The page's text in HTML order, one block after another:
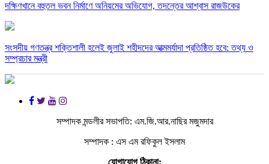
দক্ষিণখানে বহুতল ভবন নির্মাণে অনিয়মের অভিযোগ, তদন্তের আশ্বাস রাজউকের
সংসদীয় গণতন্ত্র শক্তিশালী হলেই জুলাই শহীদদের আত্মমর্যাদা প্রতিষ্ঠিত হবে: তথ্য ও
সম্প্রচার মন্ত্রী
সম্পাদক মন্ডলীর সভাপতি: এম.জি.আর.নাছির মজুমদার
সম্পাদক : এস এম রফিকুল ইসলাম